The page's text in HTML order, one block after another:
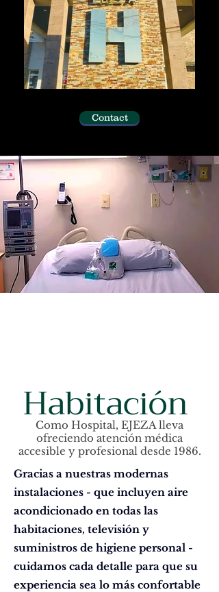
Contact
Habitación
Como Hospital, EJEZA lleva
ofreciendo atención médica
accesible y profesional desde 1986.
Gracias a nuestras modernas
instalaciones - que incluyen aire
acondicionado en todas las
habitaciones, televisión y
suministros de higiene personal -
cuidamos cada detalle para que su
experiencia sea lo más confortable